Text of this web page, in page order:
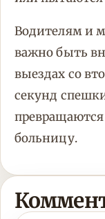
Водителям и
важно быть
выездах со
секунд
больницу.